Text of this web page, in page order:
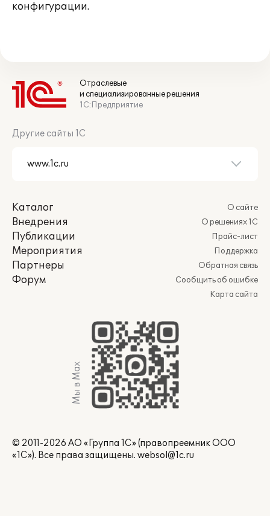
конфигурации.
Отраслевые
и специализированные решения
1С:Предприятие
Другие сайты 1С
Каталог
Внедрения
Публикации
Мероприятия
Партнеры
Форум
О сайте
О решениях 1С
Прайс-лист
Поддержка
Обратная связь
Сообщить об ошибке
Карта сайта
Мы в Max
© 2011-2026 АО «Группа 1С» (правопреемник ООО
«1С»). Все права защищены. websol@1c.ru